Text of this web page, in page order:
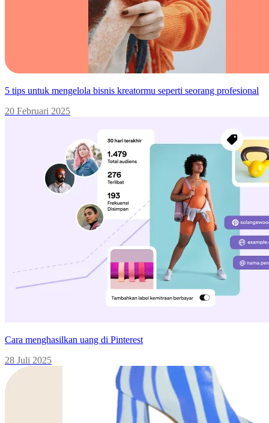
5 tips untuk mengelola bisnis kreatormu seperti seorang profesional
20 Februari 2025
Cara menghasilkan uang di Pinterest
28 Juli 2025